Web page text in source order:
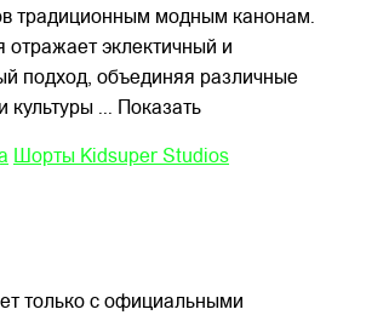
традиционным модным канонам.
отражает эклектичный и
подход, объединяя различные
культуры ... Показать
Шорты Kidsuper Studios
только с официальными